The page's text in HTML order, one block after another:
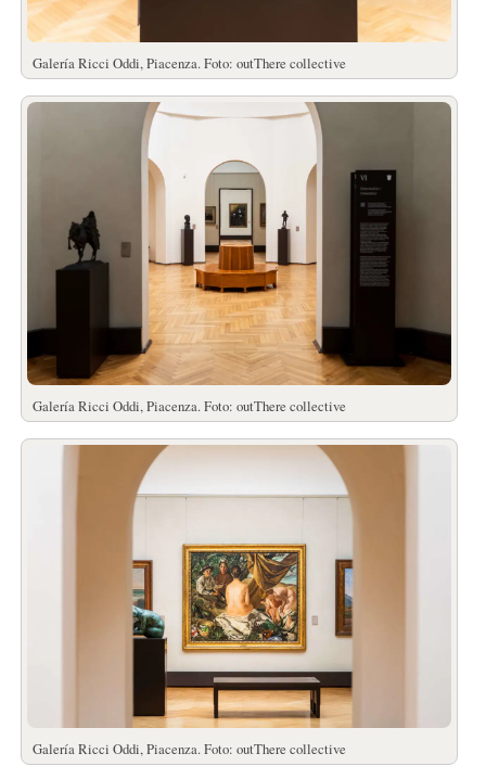
Galería Ricci Oddi, Piacenza. Foto: outThere collective
Galería Ricci Oddi, Piacenza. Foto: outThere collective
Galería Ricci Oddi, Piacenza. Foto: outThere collective